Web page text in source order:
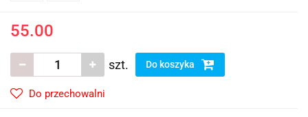
55.00
szt. Do koszyka
Do przechowalni